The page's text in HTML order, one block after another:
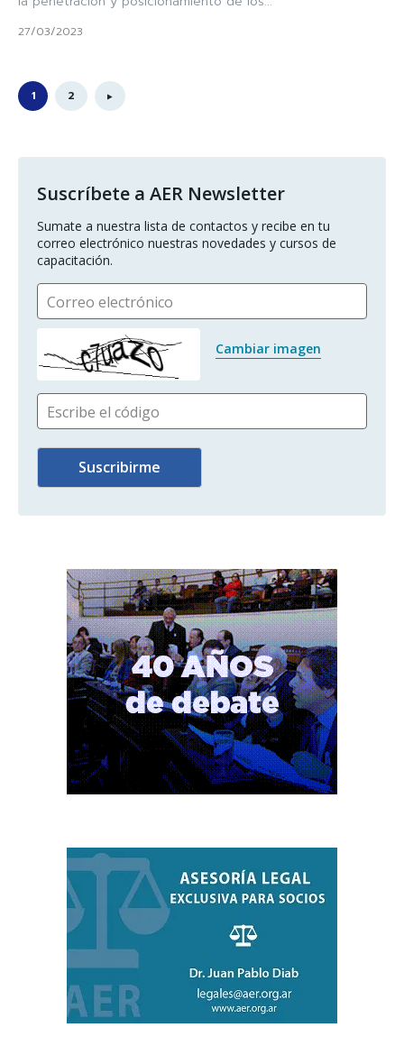
27/03/2023
1 2
Suscríbete a AER Newsletter
Sumate a nuestra lista de contactos y recibe en tu
correo electrónico nuestras novedades y cursos de
capacitación.
Correo electrónico
Cambiar imagen
Escribe el código